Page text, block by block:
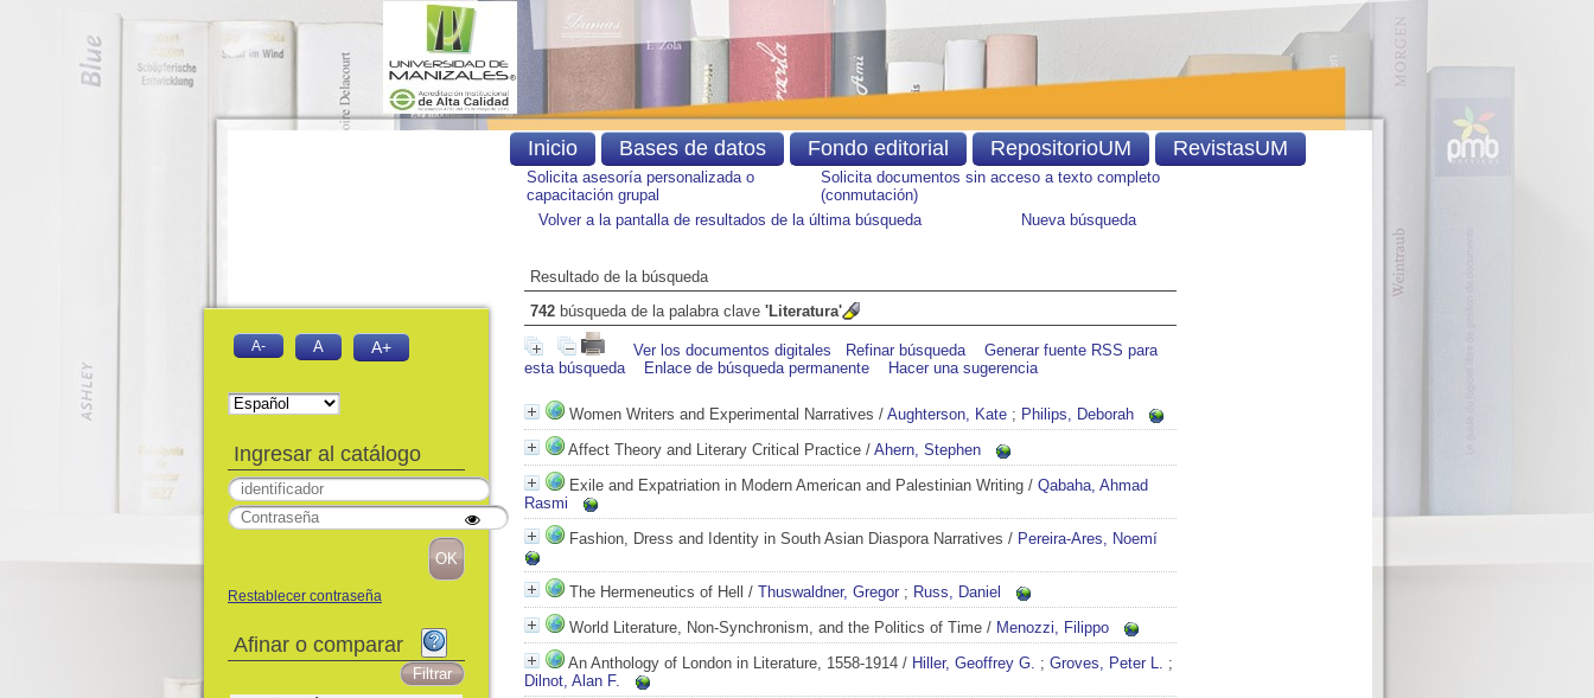
Solicita asesoría personalizada o
capacitación grupal
Solicita documentos sin acceso a texto completo
(conmutación)
Volver a la pantalla de resultados de la última búsqueda
Nueva búsqueda
Resultado de la búsqueda
742 búsqueda de la palabra clave 'Literatura'
Ver los documentos digitales Refinar búsqueda
Generar fuente RSS para
esta búsqueda
Enlace de búsqueda permanente Hacer una sugerencia
Women Writers and Experimental Narratives / Aughterson, Kate ; Philips, Deborah
Affect Theory and Literary Critical Practice / Ahern, Stephen
Exile and Expatriation in Modern American and Palestinian Writing / Qabaha, Ahmad
Rasmi
Fashion, Dress and Identity in South Asian Diaspora Narratives / Pereira-Ares, Noemí
The Hermeneutics of Hell / Thuswaldner, Gregor ; Russ, Daniel
World Literature, Non-Synchronism, and the Politics of Time / Menozzi, Filippo
An Anthology of London in Literature, 1558-1914 / Hiller, Geoffrey G. ; Groves, Peter L. ;
Dilnot, Alan F.
Inicio Bases de datos Fondo editorial RepositorioUM RevistasUM
A- A A+
Ingresar al catálogo
Restablecer contraseña
Afinar o comparar